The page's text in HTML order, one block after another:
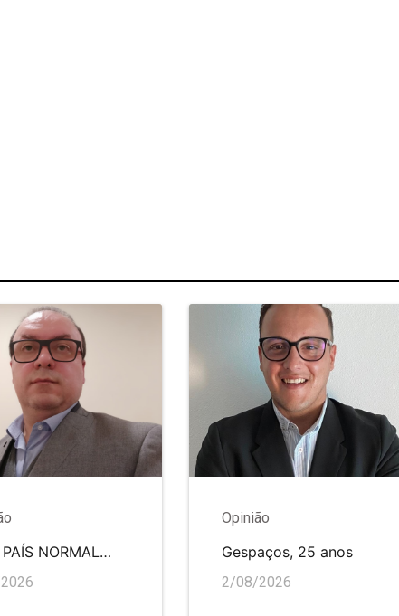
NORMAL…
Opinião
Gespaços, 25 anos
2/08/2026